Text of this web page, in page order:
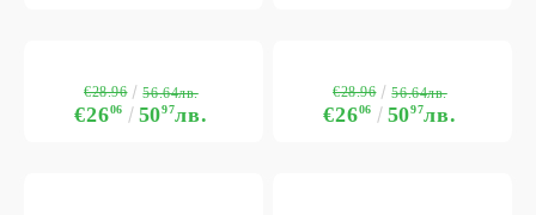
€2606 5097лв.
€28.96 56.64лв.
€2606 5097лв.
€28.96 56.64лв.